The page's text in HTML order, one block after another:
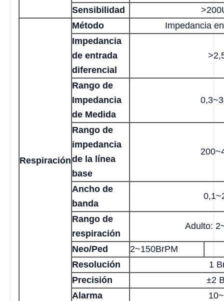
Sensibilidad
Respiración
Método
Impedancia
Impedancia
de entrada
diferencial
Rango de
Impedancia
de Medida
Rango de
impedancia
de la línea
base
Ancho de
banda
Rango de
respiración
Adulto:
Neo/Ped
2~150BrPM
Resolución
1
Precisión
±2
Alarma